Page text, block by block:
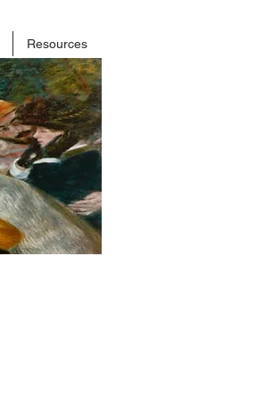
Resources